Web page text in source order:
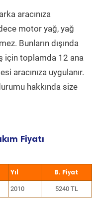
aracınıza
motor yağ, yağ
Bunların dışında
için toplamda 12 ana
aracınıza uygulanır.
hakkında size
Fiyatı
Yıl
2010 5240 TL